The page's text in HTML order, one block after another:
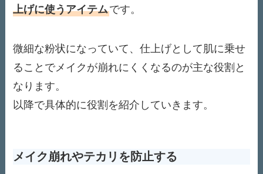
上げに使うアイテムです。
微細な粉状になっていて、仕上げとして肌に乗せ
ることでメイクが崩れにくくなるのが主な役割と
なります。
以降で具体的に役割を紹介していきます。
メイク崩れやテカリを防止する